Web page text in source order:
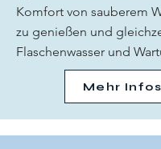
Komfort von sauberem
zu genießen und
Flaschenwasser und
Mehr Infos